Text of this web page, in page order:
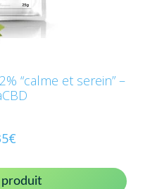
“calme et serein” –
€